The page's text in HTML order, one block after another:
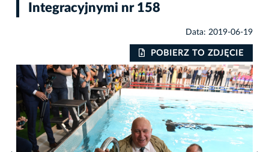
Integracyjnymi nr 158
Data: 2019-06-19
POBIERZ TO ZDJĘCIE